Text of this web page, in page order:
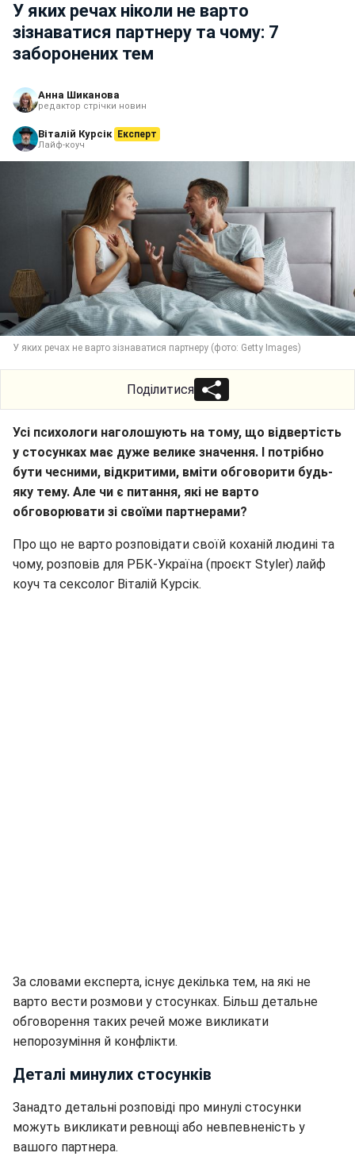
У яких речах ніколи не варто
зізнаватися партнеру та чому: 7
заборонених тем
Анна Шиканова
редактор стрічки новин
Віталій Курсік Експерт
Лайф-коуч
У яких речах не варто зізнаватися партнеру (фото: Getty Images)
Поділитися
Усі психологи наголошують на тому, що відвертість
у стосунках має дуже велике значення. І потрібно
бути чесними, відкритими, вміти обговорити будь-
яку тему. Але чи є питання, які не варто
обговорювати зі своїми партнерами?
Про що не варто розповідати своїй коханій людині та
чому, розповів для РБК-Україна (проєкт Styler) лайф
коуч та сексолог Віталій Курсік.
За словами експерта, існує декілька тем, на які не
варто вести розмови у стосунках. Більш детальне
обговорення таких речей може викликати
непорозуміння й конфлікти.
Деталі минулих стосунків
Занадто детальні розповіді про минулі стосунки
можуть викликати ревнощі або невпевненість у
вашого партнера.